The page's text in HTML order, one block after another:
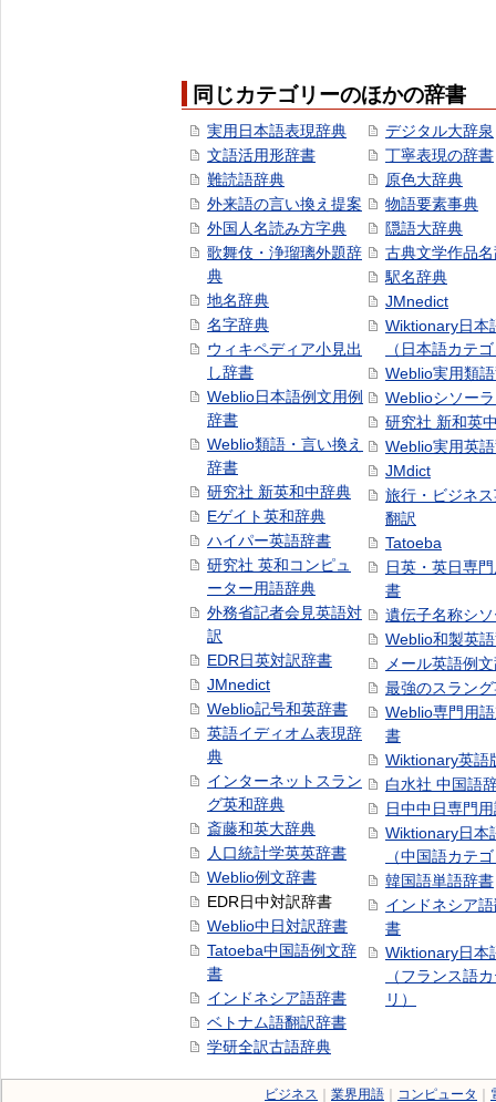
同じカテゴリーのほかの辞書
実用日本語表現辞典
文語活用形辞書
難読語辞典
外来語の言い換え提案
外国人名読み方字典
歌舞伎・浄瑠璃外題辞
典
地名辞典
名字辞典
ウィキペディア小見出
し辞書
Weblio日本語例文用例
辞書
Weblio類語・言い換え
辞書
研究社 新英和中辞典
Eゲイト英和辞典
ハイパー英語辞書
研究社 英和コンピュ
ーター用語辞典
外務省記者会見英語対
訳
EDR日英対訳辞書
JMnedict
Weblio記号和英辞書
英語イディオム表現辞
典
インターネットスラン
グ英和辞典
斎藤和英大辞典
人口統計学英英辞書
Weblio例文辞書
EDR日中対訳辞書
Weblio中日対訳辞書
Tatoeba中国語例文辞
書
インドネシア語辞書
ベトナム語翻訳辞書
学研全訳古語辞典
デジタル大辞泉
丁寧表現の辞書
原色大辞典
物語要素事典
隠語大辞典
古典文学作品
駅名辞典
JMnedict
Wiktionary日本
（日本語カテ
Weblio実用類
Weblioシソー
研究社 新和英
Weblio実用英
JMdict
旅行・ビジネ
翻訳
Tatoeba
日英・英日専
書
遺伝子名称シ
Weblio和製英
メール英語例
最強のスラン
Weblio専門用
書
Wiktionary英語
白水社 中国語
日中中日専門
Wiktionary日本
（中国語カテ
韓国語単語辞書
インドネシア
書
Wiktionary日本
（フランス語
リ）
ビジネス 業界用語 コンピュータ